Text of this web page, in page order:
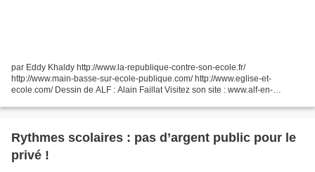
par Eddy Khaldy http://www.la-republique-contre-son-ecole.fr/
http://www.main-basse-sur-ecole-publique.com/ http://www.eglise-et-
ecole.com/ Dessin de ALF : Alain Faillat Visitez son site : www.alf-en-
Rythmes scolaires : pas d’argent public pour le
privé !